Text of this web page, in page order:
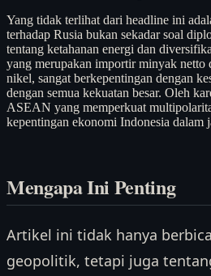
Yang tidak terlihat dari headline ini
terhadap Rusia bukan sekadar soal
tentang ketahanan energi dan
yang merupakan importir minyak
nikel, sangat berkepentingan dengan
dengan semua kekuatan besar. Oleh
ASEAN yang memperkuat
kepentingan ekonomi Indonesia dalam
Mengapa Ini Penting
Artikel ini tidak hanya
geopolitik, tetapi juga